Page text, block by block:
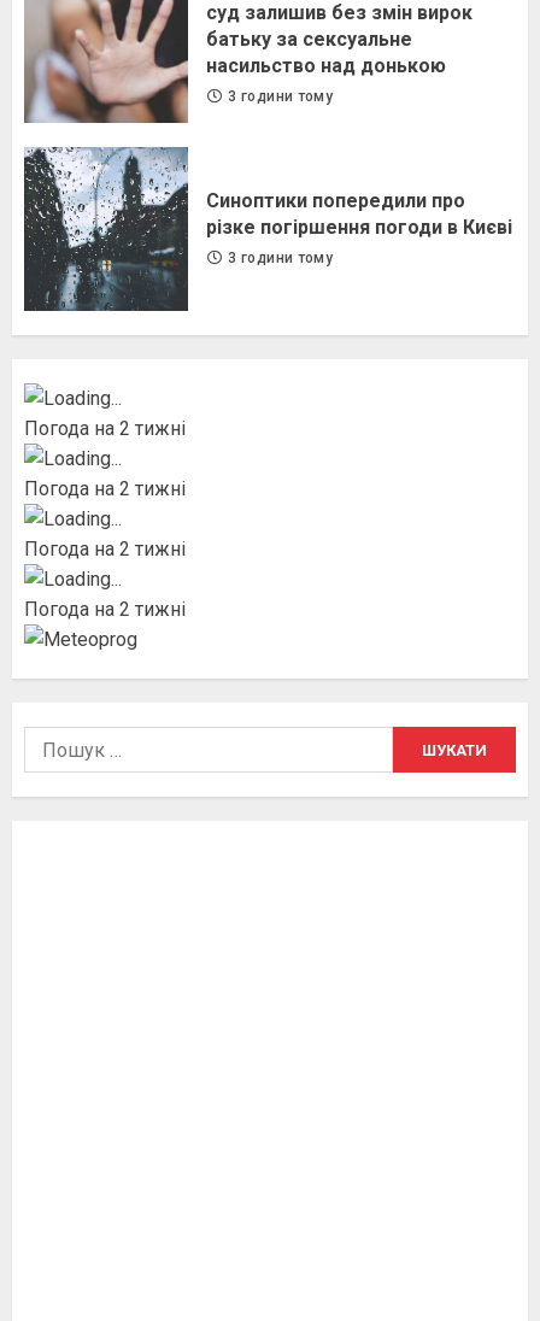
суд залишив без змін вирок
батьку за сексуальне
насильство над донькою
3 години тому
Синоптики попередили про
різке погіршення погоди в Києві
3 години тому
Погода на 2 тижні
Погода на 2 тижні
Погода на 2 тижні
Погода на 2 тижні
Пошук: